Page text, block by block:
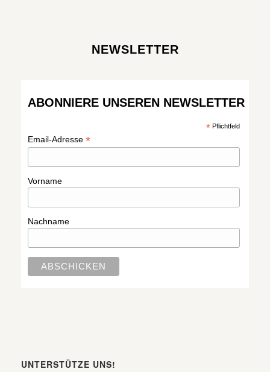
NEWSLETTER
ABONNIERE UNSEREN NEWSLETTER
* Pflichtfeld
Email-Adresse*
Vorname
Nachname
UNTERSTÜTZE UNS!